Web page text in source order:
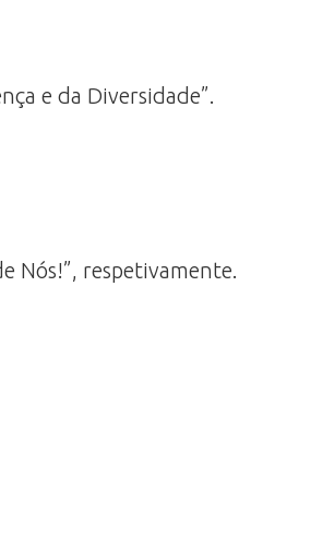
e da Diversidade”.
Nós!”, respetivamente.